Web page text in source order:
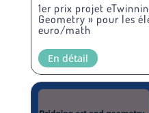
1er prix projet
Geometry » pour les
euro/math
En détail